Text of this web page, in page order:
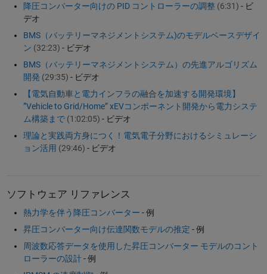
降圧コンバーター向けの PID コントローラーの調整 (6:31) - ビ
デオ
BMS（バッテリーマネジメントシステム)のモデルベースデザイ
ン (32:23) - ビデオ
BMS（バッテリーマネジメントシステム）の先進アルゴリズム
開発 (29:35) - ビデオ
【電気自動車と電力インフラの融合を加速する開発環境】
”Vehicle to Grid/Home” xEVコンポーネント開発から電力システ
ム構築まで(1:02:05) - ビデオ
理論と実践両方身につく！電気電子分野におけるシミュレーシ
ョン活用 (29:46) - ビデオ
ソフトウェア リファレンス
熱力学を伴う降圧コンバーター - 例
昇圧コンバーター向け伝達関数モデルの推定 - 例
周波数応答データを使用した昇圧コンバーター モデルのコント
ローラーの設計- 例